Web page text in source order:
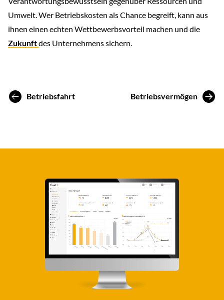
Umwelt. Wer Betriebskosten als Chance begreift, kann aus
ihnen einen echten Wettbewerbsvorteil machen und die
Zukunftdes Unternehmens sichern.
Betriebsfahrt Betriebsvermögen